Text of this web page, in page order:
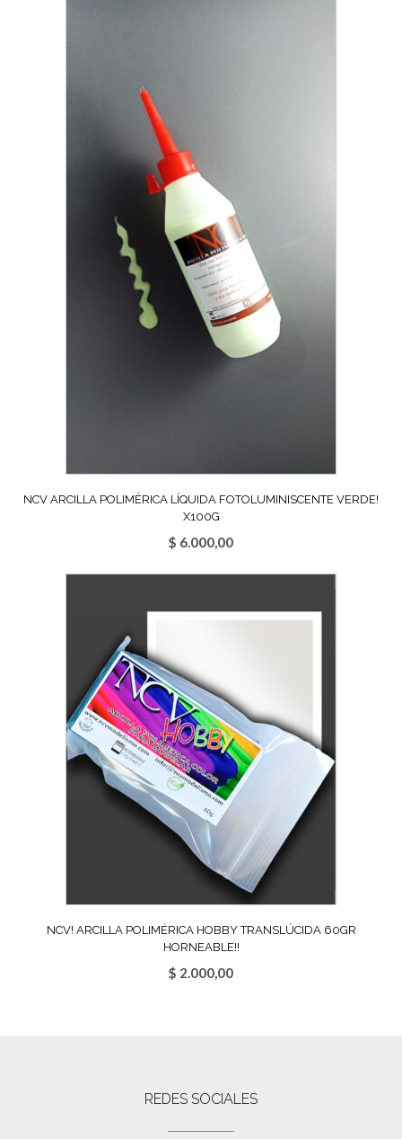
NCV ARCILLA POLIMÉRICA LÍQUIDA FOTOLUMINISCENTE VERDE!
X100G
$ 6.000,00
NCV! ARCILLA POLIMÉRICA HOBBY TRANSLÚCIDA 60GR
HORNEABLE!!
$ 2.000,00
REDES SOCIALES